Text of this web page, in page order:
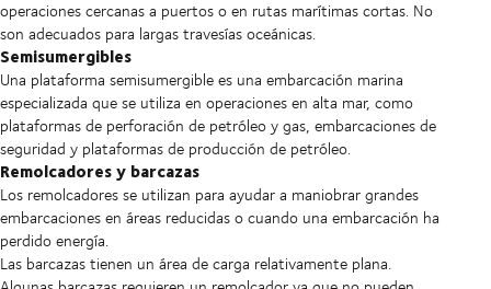
operaciones cercanas a puertos o en rutas marítimas cortas. No
son adecuados para largas travesías oceánicas.
Semisumergibles
Una plataforma semisumergible es una embarcación marina
especializada que se utiliza en operaciones en alta mar, como
plataformas de perforación de petróleo y gas, embarcaciones de
seguridad y plataformas de producción de petróleo.
Remolcadores y barcazas
Los remolcadores se utilizan para ayudar a maniobrar grandes
embarcaciones en áreas reducidas o cuando una embarcación ha
perdido energía.
Las barcazas tienen un área de carga relativamente plana.